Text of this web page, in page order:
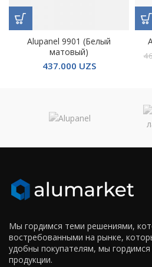
Alupanel 9901 (Белый
матовый)
437.000 UZS
Мы гордимся теми решениями,
востребованными на рынке,
удобны покупателям, мы
продукции.